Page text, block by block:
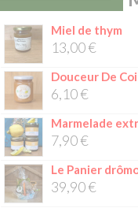
Miel de thym
13,00€
Douceur De
6,10€
Marmelade
7,90€
Le Panier
39,90€